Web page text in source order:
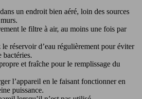
un endroit bien aéré, loin des sources
le filtre à air, au moins une fois par
réservoir d’eau régulièrement pour éviter
bactéries.
et fraîche pour le remplissage du
l’appareil en le faisant fonctionner en
puissance.